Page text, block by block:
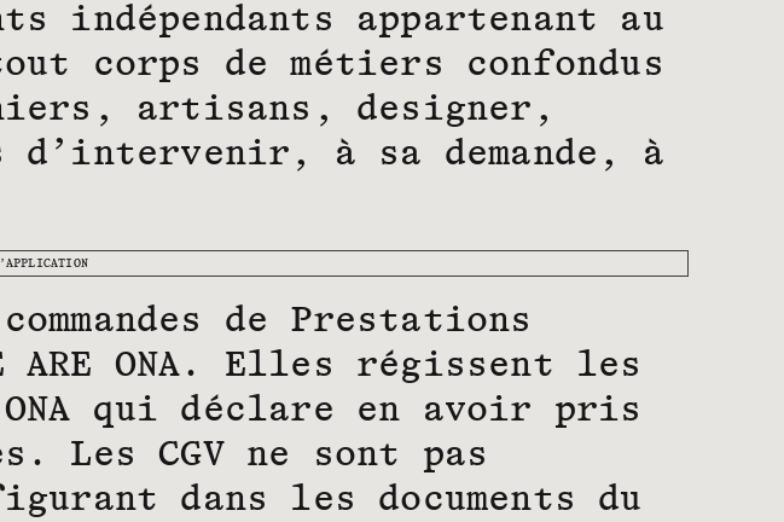
indépendants appartenant au
corps de métiers confondus
artisans, designer,
à sa demande, à
de Prestations
ONA. Elles régissent les
qui déclare en avoir pris
Les CGV ne sont pas
dans les documents du